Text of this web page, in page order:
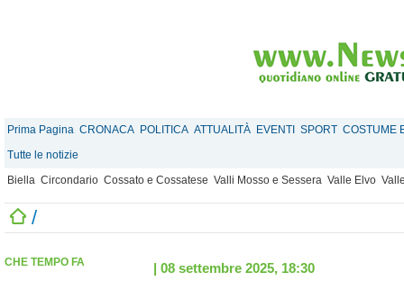
Prima Pagina CRONACA POLITICA ATTUALITÀ EVENTI SPORT COSTUME
Tutte le notizie
Biella Circondario Cossato e Cossatese Valli Mosso e Sessera Valle Elvo
/
CHE TEMPO FA | 08 settembre 2025, 18:30